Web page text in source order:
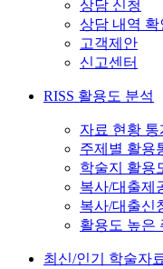
상담 신청
상담 내역 확
고객제안
신고센터
RISS 활용도 분석
자료 현황 통
주제별 활용
학술지 활용
복사/대출제
복사/대출신
활용도 높은
최신/인기 학술자